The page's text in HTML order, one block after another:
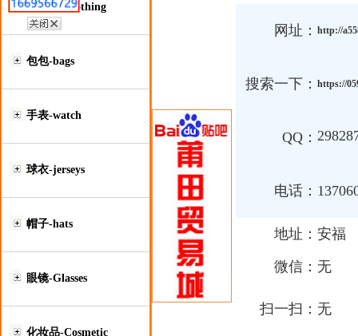
服装类-Clothing
包包-bags
手表-watch
球衣-jerseys
帽子-hats
眼镜-Glasses
化妆品-Cosmetic
网址： http://
搜索一下： https://
QQ：
电话：
地址： 安福
微信： 无
扫一扫： 无